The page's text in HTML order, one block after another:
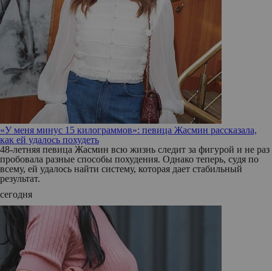
«У меня минус 15 килограммов»: певица Жасмин рассказала,
как ей удалось похудеть
48-летняя певица Жасмин всю жизнь следит за фигурой и не раз
пробовала разные способы похудения. Однако теперь, судя по
всему, ей удалось найти систему, которая дает стабильный
результат.
сегодня